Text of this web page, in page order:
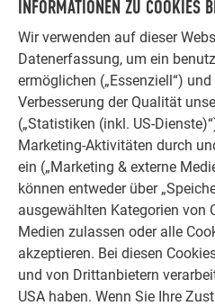
INFORMATIONEN ZU COOKIES
Wir verwenden auf dieser
Datenerfassung, um ein
ermöglichen („Essenziell“)
Verbesserung der Qualität
(„Statistiken (inkl. US-
Marketing-Aktivitäten durch
ein („Marketing & externe
können entweder über
ausgewählten Kategorien von
Medien zulassen oder alle
akzeptieren. Bei diesen
und von Drittanbietern
USA haben. Wenn Sie Ihre
FASSADE
PRODUKT
PREFALZ Fassade
Sidings bis Baubreite 200
Sidings ab Baubreite 300
Siding.X